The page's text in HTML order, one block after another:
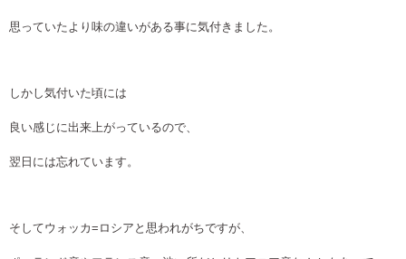
思っていたより味の違いがある事に気付きました。
しかし気付いた頃には
良い感じに出来上がっているので、
翌日には忘れています。
そしてウォッカ=ロシアと思われがちですが、